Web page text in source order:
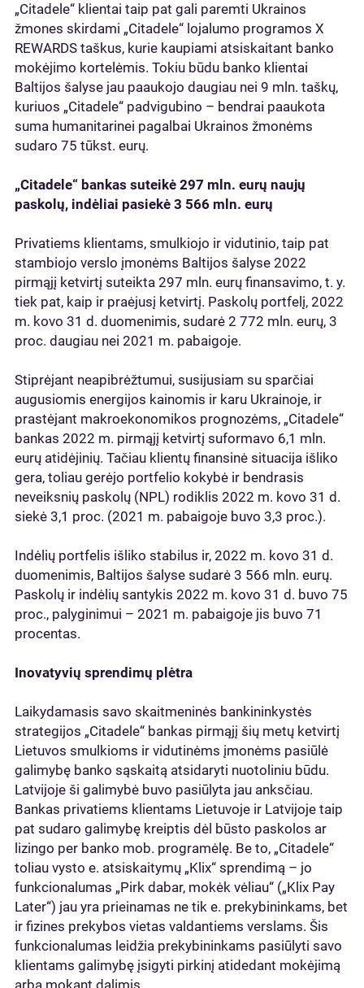
„Citadele“ klientai taip pat gali paremti Ukrainos
žmones skirdami „Citadele“ lojalumo programos X
REWARDS taškus, kurie kaupiami atsiskaitant banko
mokėjimo kortelėmis. Tokiu būdu banko klientai
Baltijos šalyse jau paaukojo daugiau nei 9 mln. taškų,
kuriuos „Citadele“ padvigubino – bendrai paaukota
suma humanitarinei pagalbai Ukrainos žmonėms
sudaro 75 tūkst. eurų.
„Citadele“ bankas suteikė 297 mln. eurų naujų
paskolų, indėliai pasiekė 3 566 mln. eurų
Privatiems klientams, smulkiojo ir vidutinio, taip pat
stambiojo verslo įmonėms Baltijos šalyse 2022
pirmąjį ketvirtį suteikta 297 mln. eurų finansavimo, t. y.
tiek pat, kaip ir praėjusį ketvirtį. Paskolų portfelį, 2022
m. kovo 31 d. duomenimis, sudarė 2 772 mln. eurų, 3
proc. daugiau nei 2021 m. pabaigoje.
Stiprėjant neapibrėžtumui, susijusiam su sparčiai
augusiomis energijos kainomis ir karu Ukrainoje, ir
prastėjant makroekonomikos prognozėms, „Citadele“
bankas 2022 m. pirmąjį ketvirtį suformavo 6,1 mln.
eurų atidėjinių. Tačiau klientų finansinė situacija išliko
gera, toliau gerėjo portfelio kokybė ir bendrasis
neveiksnių paskolų (NPL) rodiklis 2022 m. kovo 31 d.
siekė 3,1 proc. (2021 m. pabaigoje buvo 3,3 proc.).
Indėlių portfelis išliko stabilus ir, 2022 m. kovo 31 d.
duomenimis, Baltijos šalyse sudarė 3 566 mln. eurų.
Paskolų ir indėlių santykis 2022 m. kovo 31 d. buvo 75
proc., palyginimui – 2021 m. pabaigoje jis buvo 71
procentas.
Inovatyvių sprendimų plėtra
Laikydamasis savo skaitmeninės bankininkystės
strategijos „Citadele“ bankas pirmąjį šių metų ketvirtį
Lietuvos smulkioms ir vidutinėms įmonėms pasiūlė
galimybę banko sąskaitą atsidaryti nuotoliniu būdu.
Latvijoje ši galimybė buvo pasiūlyta jau anksčiau.
Bankas privatiems klientams Lietuvoje ir Latvijoje taip
pat sudaro galimybę kreiptis dėl būsto paskolos ar
lizingo per banko mob. programėlę. Be to, „Citadele“
toliau vysto e. atsiskaitymų „Klix“ sprendimą – jo
funkcionalumas „Pirk dabar, mokėk vėliau“ („Klix Pay
Later“) jau yra prieinamas ne tik e. prekybininkams, bet
ir fizines prekybos vietas valdantiems verslams. Šis
funkcionalumas leidžia prekybininkams pasiūlyti savo
klientams galimybę įsigyti pirkinį atidedant mokėjimą
arba mokant dalimis.